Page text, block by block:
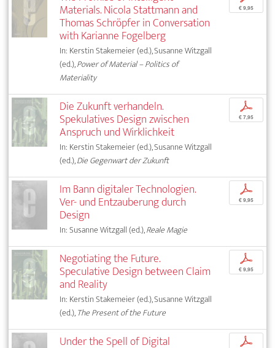
Materials. Nicola Stattmann and
Thomas Schröpfer in Conversation
with Karianne Fogelberg
In: Kerstin Stakemeier (ed.), Susanne Witzgall
(ed.),Power of Material – Politics of
Materiality
€ 9,95
Die Zukunft verhandeln.
Spekulatives Design zwischen
Anspruch und Wirklichkeit
In: Kerstin Stakemeier (ed.), Susanne Witzgall
(ed.),Die Gegenwart der Zukunft
p
€ 7,95
Im Bann digitaler Technologien.
Ver- und Entzauberung durch
Design
In: Susanne Witzgall (ed.),Reale Magie
p
€ 9,95
Negotiating the Future.
Speculative Design between Claim
and Reality
In: Kerstin Stakemeier (ed.), Susanne Witzgall
(ed.),The Present of the Future
p
€ 9,95
Under the Spell of Digital p